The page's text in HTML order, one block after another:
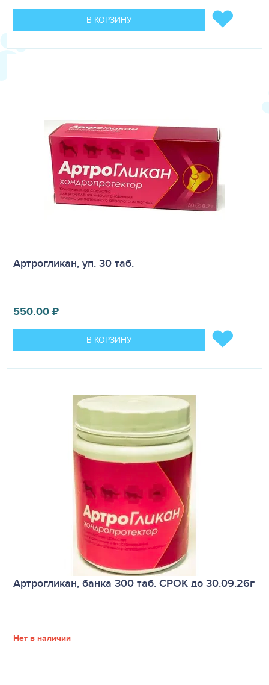
В КОРЗИНУ
Артрогликан, уп. 30 таб.
550.00₽
В КОРЗИНУ
Артрогликан, банка 300 таб. СРОК до 30.09.26г
Нет в наличии